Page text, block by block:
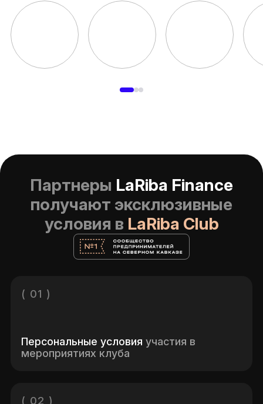
Партнеры LaRiba Finance
получают эксклюзивные
условия в LaRiba Club
( 01 )
Персональные условия участия в
мероприятиях клуба
( 02 )